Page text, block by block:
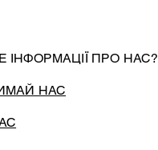
ІНФОРМАЦІЇ ПРО НАС?
НАС